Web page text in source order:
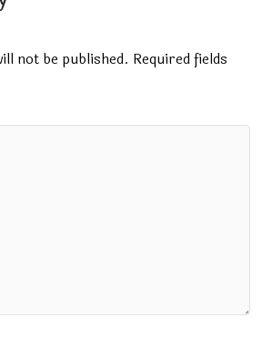
m
not be published. Required fields